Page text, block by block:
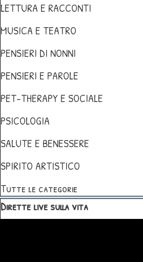
LETTURA E RACCONTI
MUSICA E TEATRO
PENSIERI DI NONNI
PENSIERI E PAROLE
PET-THERAPY E SOCIALE
PSICOLOGIA
SALUTE E BENESSERE
SPIRITO ARTISTICO
Tutte le categorie
Salta blocco Dirette live sulla vita
Dirette live sulla vita